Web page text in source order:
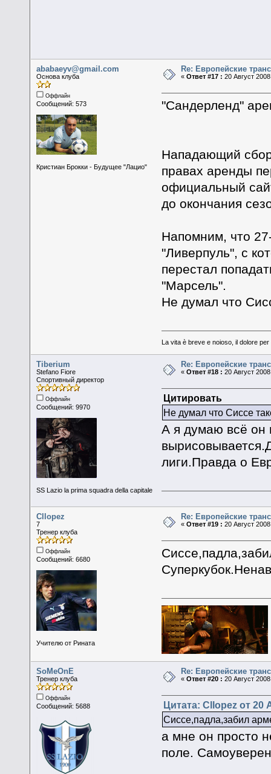
ababaeyv@gmail.com
Основа клуба
Оффлайн
Сообщений: 573
Кристиан Брокки - Будущее "Лацио"
Re: Европейские
«Ответ #17 : 20 Август
"Сандерленд"
Нападающий
правах аренды
официальный
до окончания
Напомним, что
"Ливерпуль", с
перестал
"Марсель".
Не думал что
La vita è breve e noioso, il dolore
Tiberium
Stefano Fiore
Спортивный директор
Оффлайн
Сообщений: 9970
SS Lazio la prima squadra della capitale
Re: Европейские
«Ответ #18 : 20 Август
Цитировать
Не думал что Сиссе
А я думаю всё он
лиги.Правда о
Cllopez
7
Тренер клуба
Оффлайн
Сообщений: 6680
Учителю от Рината
Re: Европейские
«Ответ #19 : 20 Август
SoMeOnE
Тренер клуба
Оффлайн
Сообщений: 5688
Re: Европейские
«Ответ #20 : 20 Август
Цитата: Cllopez от 20
Сиссе,падла,забил
а мне он просто
поле.